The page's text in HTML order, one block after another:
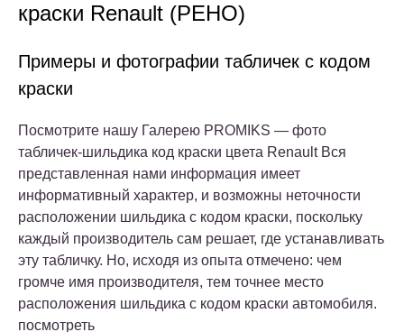
краски Renault (РЕНО)
Примеры и фотографии табличек с кодом
краски
Посмотрите нашу Галерею PROMIKS — фото
табличек-шильдика код краски цвета Renault Вся
представленная нами информация имеет
информативный характер, и возможны неточности
расположении шильдика с кодом краски, поскольку
каждый производитель сам решает, где устанавливать
эту табличку. Но, исходя из опыта отмечено: чем
громче имя производителя, тем точнее место
расположения шильдика с кодом краски автомобиля.
посмотреть